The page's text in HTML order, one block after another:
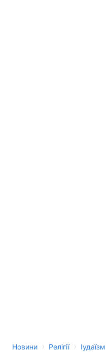
Новини › Релігії › Іудаїзм